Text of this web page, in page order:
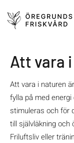
Att vara
Att vara i naturen
fylla på med
stimuleras och för
till självläkning och
Friluftsliv eller